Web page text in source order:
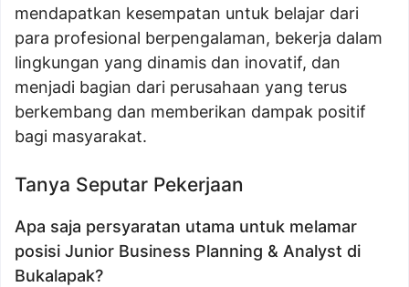
mendapatkan kesempatan untuk belajar dari
para profesional berpengalaman, bekerja dalam
lingkungan yang dinamis dan inovatif, dan
menjadi bagian dari perusahaan yang terus
berkembang dan memberikan dampak positif
bagi masyarakat.
Tanya Seputar Pekerjaan
Apa saja persyaratan utama untuk melamar
posisi Junior Business Planning & Analyst di
Bukalapak?